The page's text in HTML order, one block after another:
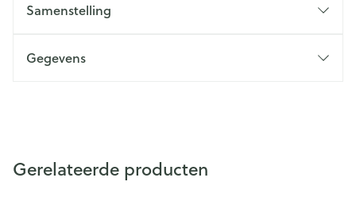
Samenstelling
Gegevens
Gerelateerde producten